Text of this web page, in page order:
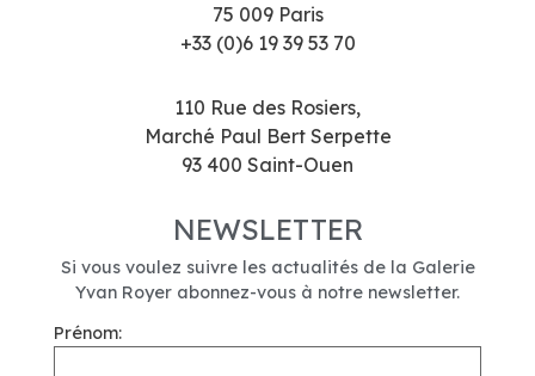
75 009 Paris
+33 (0)6 19 39 53 70
110 Rue des Rosiers,
Marché Paul Bert Serpette
93 400 Saint-Ouen
NEWSLETTER
Si vous voulez suivre les actualités de la Galerie
Yvan Royer abonnez-vous à notre newsletter.
Prénom: